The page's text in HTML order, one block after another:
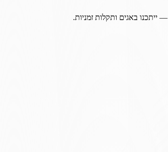
— ייתכנו באגים ותקלות זמניות.